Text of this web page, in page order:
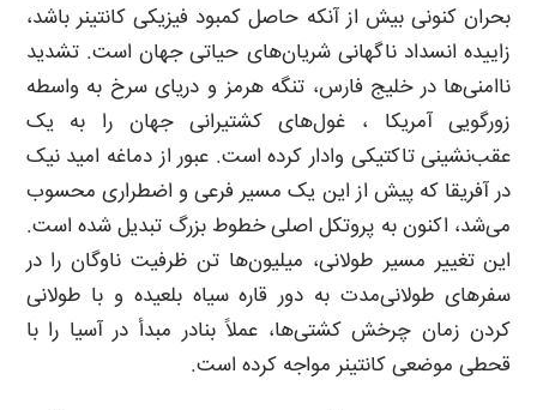
بحران کنونی بیش از آنکه حاصل کمبود فیزیکی کانتینر باشد،
زاییده انسداد ناگهانی شریان‌های حیاتی جهان است. تشدید
ناامنی‌ها در خلیج فارس، تنگه هرمز و دریای سرخ به واسطه
زورگویی آمریکا ، غول‌های کشتیرانی جهان را به یک
عقب‌نشینی تاکتیکی وادار کرده است. عبور از دماغه امید نیک
در آفریقا که پیش از این یک مسیر فرعی و اضطراری محسوب
می‌شد، اکنون به پروتکل اصلی خطوط بزرگ تبدیل شده است.
این تغییر مسیر طولانی، میلیون‌ها تن ظرفیت ناوگان را در
سفرهای طولانی‌مدت به دور قاره سیاه بلعیده و با طولانی
کردن زمان چرخش کشتی‌ها، عملاً بنادر مبدأ در آسیا را با
قحطی موضعی کانتینر مواجه کرده است.